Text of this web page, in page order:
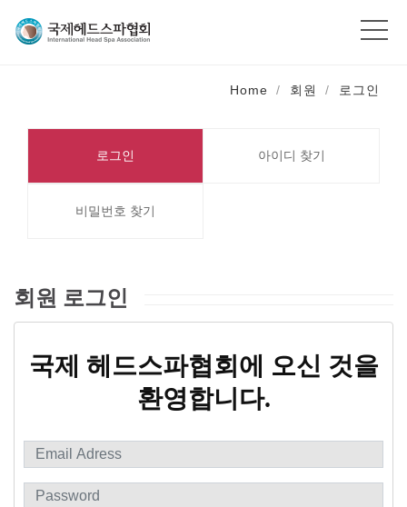
Home 회원 로그인
로그인 아이디 찾기
비밀번호 찾기
회원 로그인
국제 헤드스파협회에 오신 것을
환영합니다.